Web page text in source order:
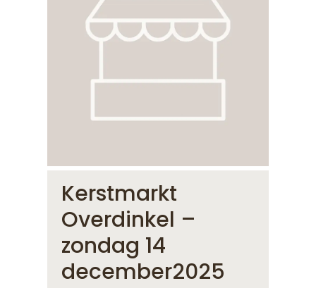
Kerstmarkt
Overdinkel –
zondag 14
december2025